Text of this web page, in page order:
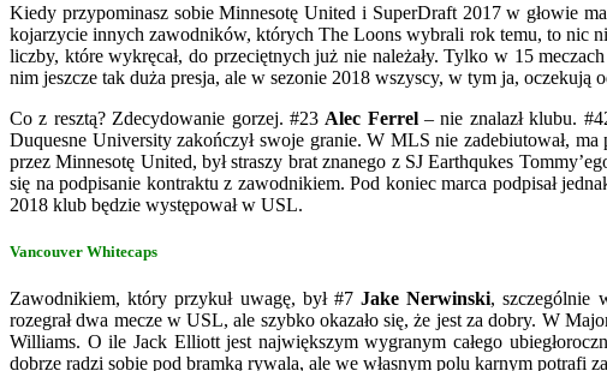
Kiedy przypominasz sobie Minnesotę United i SuperDraft 2017 w głowie
kojarzycie innych zawodników, których The Loons wybrali rok temu, to nic
liczby, które wykręcał, do przeciętnych już nie należały. Tylko w 15
nim jeszcze tak duża presja, ale w sezonie 2018 wszyscy, w tym ja, oczekują
Co z resztą? Zdecydowanie gorzej. #23 Alec Ferrel– nie znalazł klubu.
Duquesne University zakończył swoje granie. W MLS nie zadebiutował,
przez Minnesotę United, był straszy brat znanego z SJ Earthqukes
się na podpisanie kontraktu z zawodnikiem. Pod koniec marca podpisał
2018 klub będzie występował w USL.
Vancouver Whitecaps
Zawodnikiem, który przykuł uwagę, był #7 Jake Nerwinski, szczególnie
rozegrał dwa mecze w USL, ale szybko okazało się, że jest za dobry. W
Williams. O ile Jack Elliott jest największym wygranym całego
dobrze radzi sobie pod bramką rywala, ale we własnym polu karnym potrafi